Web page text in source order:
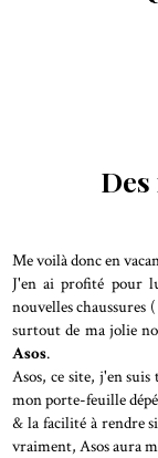
Me voilà donc en
J'en ai profité pour
nouvelles chaussures (
surtout de ma jolie
Asos.
Asos, ce site, j'en
mon porte-feuille
& la facilité à rendre
vraiment, Asos aura